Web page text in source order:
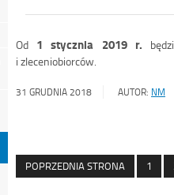
Od 1 stycznia 2019 r.
i zleceniobiorców.
31 GRUDNIA 2018 AUTOR: NM
POPRZEDNIA STRONA 1